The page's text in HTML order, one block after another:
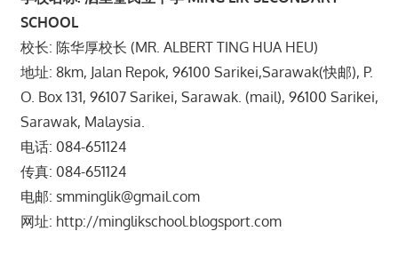
SCHOOL
校长: 陈华厚校长 (MR. ALBERT TING HUA HEU)
地址: 8km, Jalan Repok, 96100 Sarikei,Sarawak(快邮), P.
O. Box 131, 96107 Sarikei, Sarawak. (mail), 96100 Sarikei,
Sarawak, Malaysia.
电话: 084-651124
传真: 084-651124
电邮: smminglik@gmail.com
网址: http://minglikschool.blogsport.com